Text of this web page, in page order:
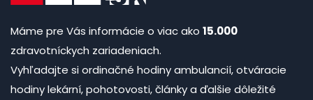
Máme pre Vás informácie o viac ako 15.000
zdravotníckych zariadeniach.
Vyhľadajte si ordinačné hodiny ambulancií, otváracie
hodiny lekární, pohotovosti, články a ďalšie dôležité